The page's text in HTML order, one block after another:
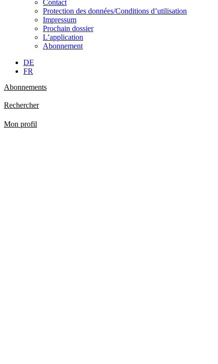
Contact
Protection des données/Conditions d’utilisation
Impressum
Prochain dossier
L’application
Abonnement
DE
FR
Abonnements
Rechercher
Mon profil